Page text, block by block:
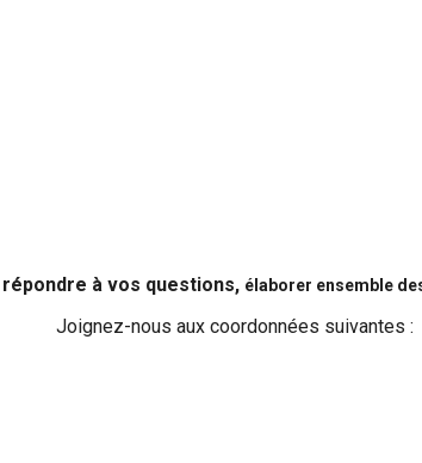
à vos questions, élaborer ensemble
Joignez-nous aux coordonnées suivantes :